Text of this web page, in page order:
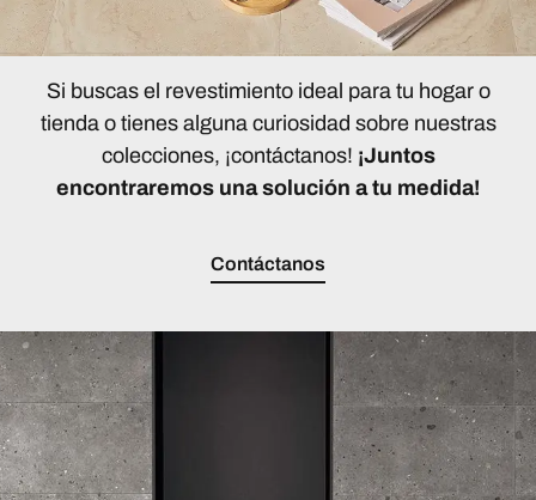
Si buscas el revestimiento ideal para tu hogar o
tienda o tienes alguna curiosidad sobre nuestras
colecciones, ¡contáctanos! ¡Juntos
encontraremos una solución a tu medida!
Contáctanos